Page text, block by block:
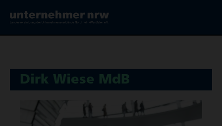
Dirk Wiese MdB